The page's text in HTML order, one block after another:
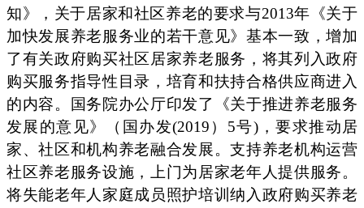
知》，关于居家和社区养老的要求与2013年《关于
加快发展养老服务业的若干意见》基本一致，增加
了有关政府购买社区居家养老服务，将其列入政府
购买服务指导性目录，培育和扶持合格供应商进入
的内容。国务院办公厅印发了《关于推进养老服务
发展的意见》（国办发(2019）5号)，要求推动居
家、社区和机构养老融合发展。支持养老机构运营
社区养老服务设施，上门为居家老年人提供服务。
将失能老年人家庭成员照护培训纳入政府购买养老